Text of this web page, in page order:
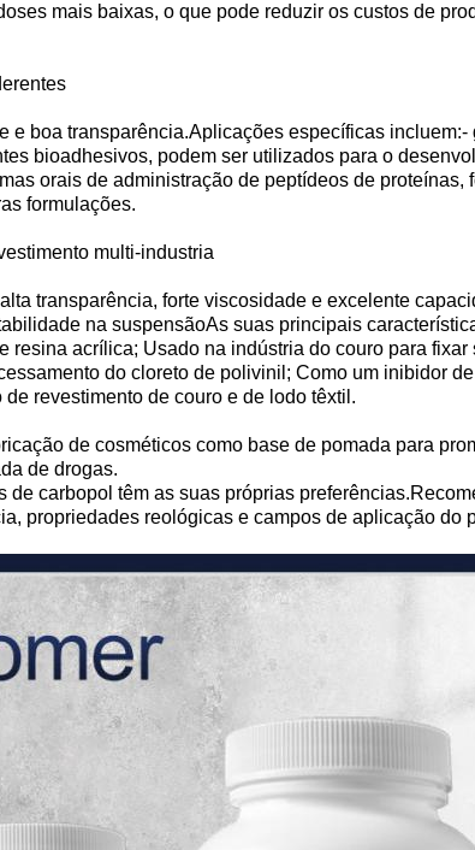
mais baixas, o que pode reduzir os custos de
boa transparência.Aplicações específicas
bioadhesivos, podem ser utilizados para o
orais de administração de peptídeos de
formulações.
multi-industria
transparência, forte viscosidade e excelente
na suspensãoAs suas principais
acrílica; Usado na indústria do couro para
do cloreto de polivinil; Como um inibidor
revestimento de couro e de lodo têxtil.
de cosméticos como base de pomada para
de drogas.
carbopol têm as suas próprias
propriedades reológicas e campos de aplicação do